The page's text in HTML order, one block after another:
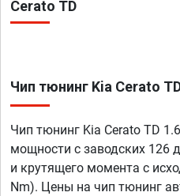
Cerato TD
Чип тюнинг Kia Cerato
Чип тюнинг Kia Cerato TD
мощности с заводских 126
и крутящего момента с
Nm). Цены на чип тюнинг